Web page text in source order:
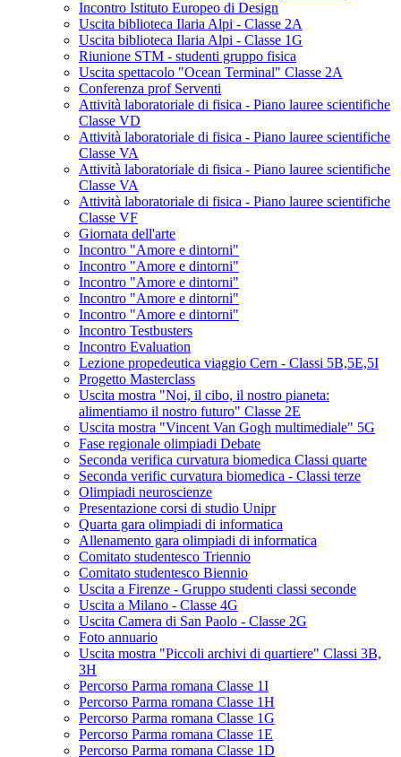
Incontro Istituto Europeo di Design
Uscita biblioteca Ilaria Alpi - Classe 2A
Uscita biblioteca Ilaria Alpi - Classe 1G
Riunione STM - studenti gruppo fisica
Uscita spettacolo "Ocean Terminal" Classe 2A
Conferenza prof Serventi
Attività laboratoriale di fisica - Piano lauree scientifiche
Classe VD
Attività laboratoriale di fisica - Piano lauree scientifiche
Classe VA
Attività laboratoriale di fisica - Piano lauree scientifiche
Classe VA
Attività laboratoriale di fisica - Piano lauree scientifiche
Classe VF
Giornata dell'arte
Incontro "Amore e dintorni"
Incontro "Amore e dintorni"
Incontro "Amore e dintorni"
Incontro "Amore e dintorni"
Incontro "Amore e dintorni"
Incontro Testbusters
Incontro Evaluation
Lezione propedeutica viaggio Cern - Classi 5B,5E,5I
Progetto Masterclass
Uscita mostra "Noi, il cibo, il nostro pianeta:
alimentiamo il nostro futuro" Classe 2E
Uscita mostra "Vincent Van Gogh multimediale" 5G
Fase regionale olimpiadi Debate
Seconda verifica curvatura biomedica Classi quarte
Seconda verific curvatura biomedica - Classi terze
Olimpiadi neuroscienze
Presentazione corsi di studio Unipr
Quarta gara olimpiadi di informatica
Allenamento gara olimpiadi di informatica
Comitato studentesco Triennio
Comitato studentesco Biennio
Uscita a Firenze - Gruppo studenti classi seconde
Uscita a Milano - Classe 4G
Uscita Camera di San Paolo - Classe 2G
Foto annuario
Uscita mostra "Piccoli archivi di quartiere" Classi 3B,
3H
Percorso Parma romana Classe 1I
Percorso Parma romana Classe 1H
Percorso Parma romana Classe 1G
Percorso Parma romana Classe 1E
Percorso Parma romana Classe 1D